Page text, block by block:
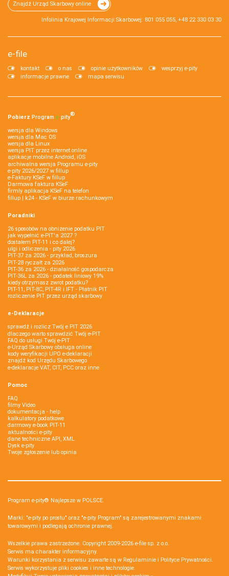
Znajdź Urząd Skarbowy online
Infolinia Krajowej Informacji Skarbowej: 801 055 055, +48 22 330 03 30
e-file
kontakt o nas opinie użytkowników
wesprzyj e-pity
informacje prawne
mapa serwisu
Pobierz Program e‑pity®
wersja dla Windows
wersja dla Mac OS
wersja dla Linux
wersja PIT przez internet online
aplikacje mobilne Android, iOS
archiwalna wersja Programu e-pity
e-pity 2026/2027 w fillup
e‑Faktury KSeF w fillup
Darmowa faktura KSeF
firmly aplikacja KSeF na telefon
fillup | k24 - KSeF w biurze rachunkowym
Poradniki
26 sposobów na obniżenie podatku PIT
jak wypełnić e-PIT'a 2027 ?
dostałem PIT-11 i co dalej?
ulgi i odliczenia - pity 2026
PIT-37 za 2026 - przykład, broszura
PIT-28 ryczałt za 2026
PIT-36 za 2026 - działalność gospodarcza
PIT-36L za 2026 - podatek liniowy 19%
kiedy otrzymasz zwrot podatku?
PIT-11, PIT-8C, PIT-4R i IFT - Płatnik PIT
rozliczenie PIT przez urząd skarbowy
e-Deklaracje
sprawdź i rozlicz Twój e PIT 2026
dlaczego warto sprawdzić Twój e-PIT
FAQ do usługi Twój e-PIT
e-Urząd Skarbowy obsługa online
kody weryfikacji UPO e-deklaracji
znajdź kod Urzędu Skarbowego
e-deklaracje VAT, CIT, PCC oraz inne
Pomoc
FAQ
filmy Video
dokumentacja - help
kalkulatory podatkowe
darmowy e-book PIT-11
aktualności e-pity
dane techniczne API, XML
Dysk e-pity
Twoje zgłoszenie lub opinia
Program e-pity® Najlepsze w POLSCE.
Marki: "e-pity po prostu" oraz "e-pity Program" są zarejestrowanymi znakami
towarowymi i podlegają ochronie prawnej.
Wszelkie prawa zastrzeżone. Copyright 2009-2026 e-file sp. z o.o.
Serwis ma charakter informacyjny.
Warunki korzystania z serwisu zawarte są w Regulaminie i Polityce Prywatności.
Serwis wykorzystuje pliki cookies i inne technologie.